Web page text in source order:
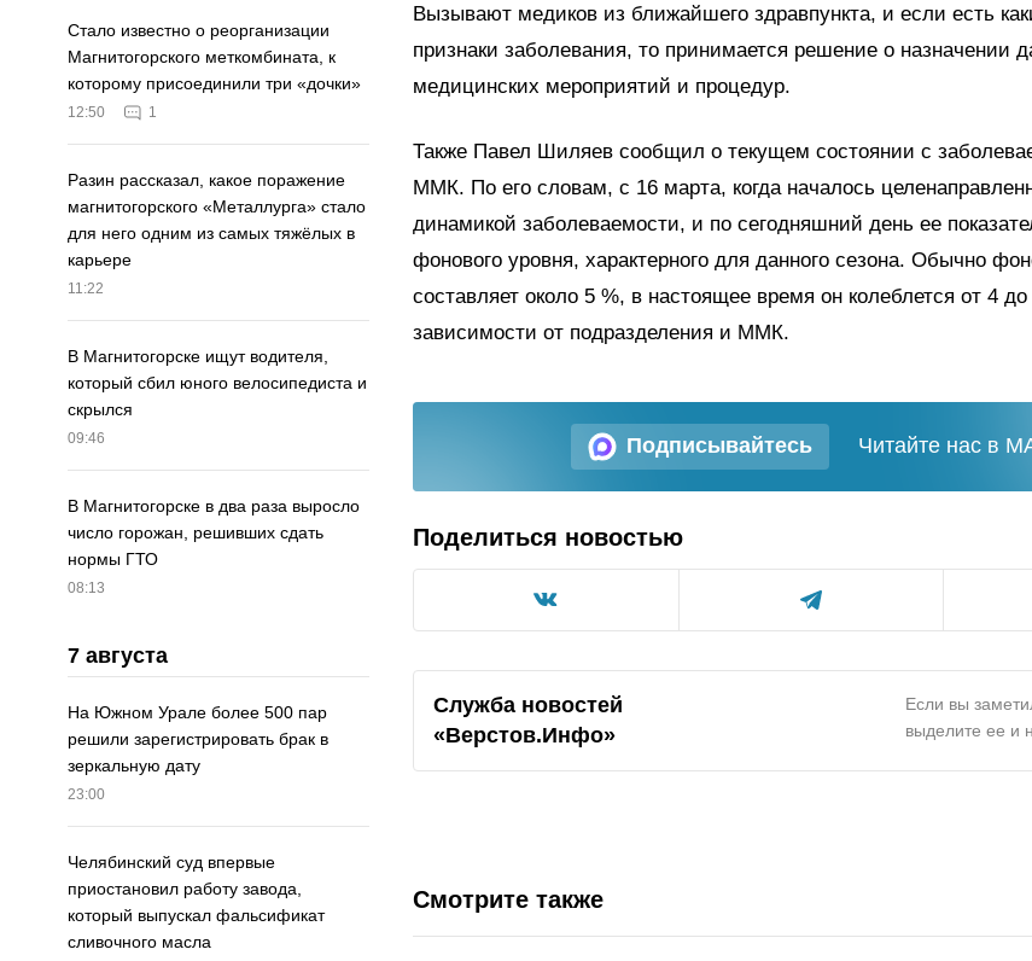
Стало известно о реорганизации
Магнитогорского меткомбината, к
которому присоединили три «дочки»
12:50 1
Разин рассказал, какое поражение
магнитогорского «Металлурга» стало
для него одним из самых тяжёлых в
карьере
11:22
В Магнитогорске ищут водителя,
который сбил юного велосипедиста и
скрылся
09:46
В Магнитогорске в два раза выросло
число горожан, решивших сдать
нормы ГТО
08:13
7 августа
На Южном Урале более 500 пар
решили зарегистрировать брак в
зеркальную дату
23:00
Челябинский суд впервые
приостановил работу завода,
который выпускал фальсификат
сливочного масла
Вызывают медиков из ближайшего здравпункта, и если есть
признаки заболевания, то принимается решение о назначении
медицинских мероприятий и процедур.
Также Павел Шиляев сообщил о текущем состоянии с
ММК. По его словам, с 16 марта, когда началось
динамикой заболеваемости, и по сегодняшний день ее
фонового уровня, характерного для данного сезона. Обычно
составляет около 5 %, в настоящее время он колеблется от 4
зависимости от подразделения и ММК.
Подписывайтесь Читайте нас в
Поделиться новостью
Служба новостей
«Верстов.Инфо»
Если вы
выделите ее и
Смотрите также